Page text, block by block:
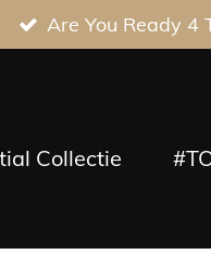
Are You Ready 4
Collectie